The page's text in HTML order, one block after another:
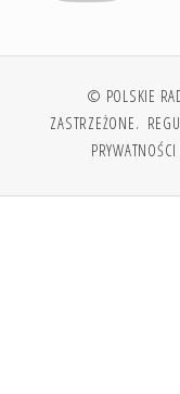
© POLSKIE
ZASTRZEŻONE.
PRYWATNOŚCI